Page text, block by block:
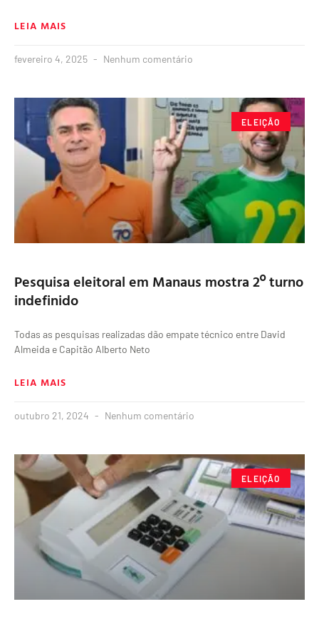
LEIA MAIS
fevereiro 4, 2025 Nenhum comentário
ELEIÇÃO
Pesquisa eleitoral em Manaus mostra 2º turno
indefinido
Todas as pesquisas realizadas dão empate técnico entre David
Almeida e Capitão Alberto Neto
LEIA MAIS
outubro 21, 2024 Nenhum comentário
ELEIÇÃO